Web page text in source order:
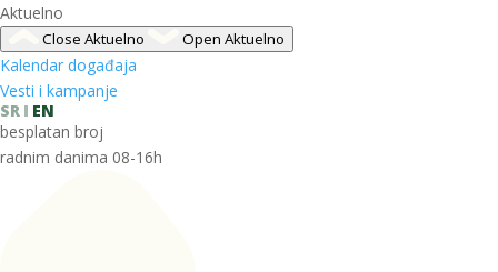
Aktuelno
Close Aktuelno Open Aktuelno
Kalendar događaja
Vesti i kampanje
SR
EN
besplatan broj
radnim danima 08-16h